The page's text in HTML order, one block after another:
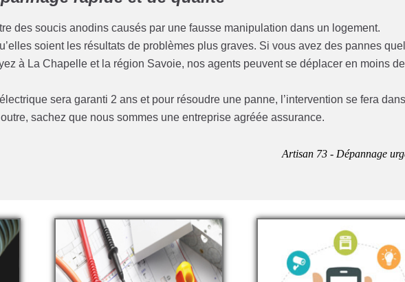
des soucis anodins causés par une fausse manipulation dans un logement.
soient les résultats de problèmes plus graves. Si vous avez des pannes
à La Chapelle et la région Savoie, nos agents peuvent se déplacer en moins de
sera garanti 2 ans et pour résoudre une panne, l’intervention se fera dans
sachez que nous sommes une entreprise agréée assurance.
Artisan 73 - Dépannage